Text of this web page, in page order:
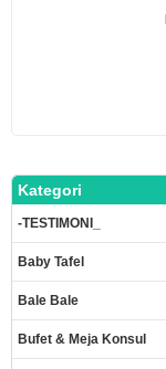
Kategori
-TESTIMONI_
Baby Tafel
Bale Bale
Bufet & Meja Konsul